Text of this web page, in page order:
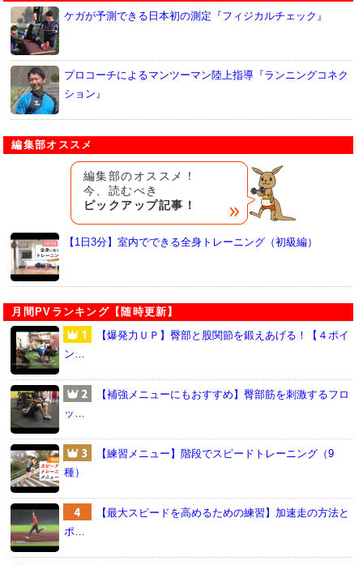
ケガが予測できる日本初の測定『フィジカルチェック』
プロコーチによるマンツーマン陸上指導『ランニングコネク
ション』
編集部オススメ
編集部のオススメ！
今、読むべき
ピックアップ記事！
【1日3分】室内でできる全身トレーニング（初級編）
月間PVランキング【随時更新】
【爆発力ＵＰ】臀部と股関節を鍛えあげる！【４ポイ
ン…
【補強メニューにもおすすめ】臀部筋を刺激するフロ
ッ…
【練習メニュー】階段でスピードトレーニング（9
種）
【最大スピードを高めるための練習】加速走の方法と
ポ…